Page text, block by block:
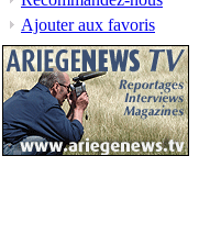
Ajouter aux favoris